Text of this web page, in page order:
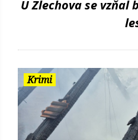
U Zlechova se vzňal
Krimi